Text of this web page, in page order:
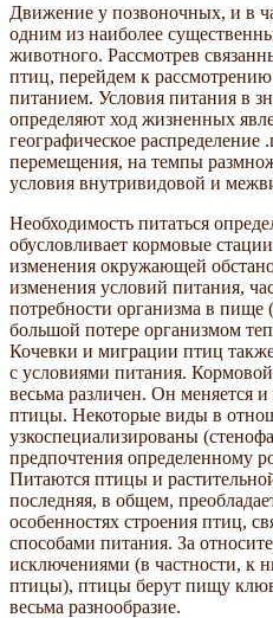
Движение у позвоночных, и в
одним из наиболее
животного. Рассмотрев
птиц, перейдем к
питанием. Условия питания в
определяют ход жизненных
географическое распределение
перемещения, на темпы
условия внутривидовой и
Необходимость питаться
обусловливает кормовые
изменения окружающей
изменения условий питания,
потребности организма в пище
большой потере организмом
Кочевки и миграции птиц также
с условиями питания.
весьма различен. Он меняется
птицы. Некоторые виды в
узкоспециализированы
предпочтения определенному
Питаются птицы и
последняя, в общем,
особенностях строения птиц,
способами питания. За
исключениями (в частности, к
птицы), птицы берут пищу
весьма разнообразие.